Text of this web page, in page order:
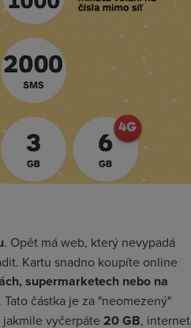
. Opět má web, který nevypadá
Kartu snadno koupíte online
supermarketech nebo na
částka je za "neomezený"
vyčerpáte 20 GB, internet